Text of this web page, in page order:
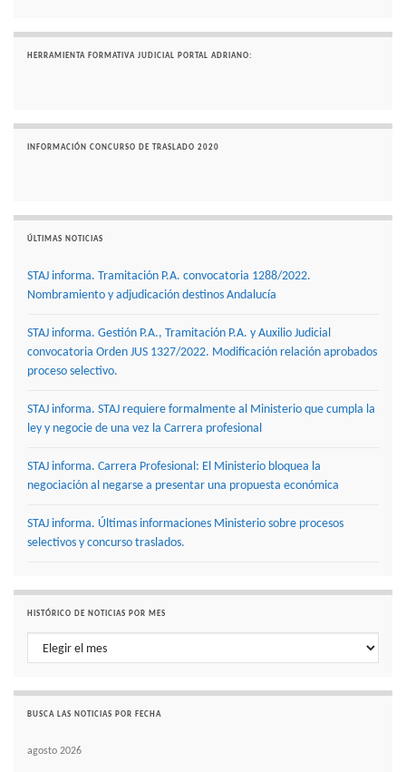
HERRAMIENTA FORMATIVA JUDICIAL PORTAL ADRIANO:
INFORMACIÓN CONCURSO DE TRASLADO 2020
ÚLTIMAS NOTICIAS
STAJ informa. Tramitación P.A. convocatoria 1288/2022.
Nombramiento y adjudicación destinos Andalucía
STAJ informa. Gestión P.A., Tramitación P.A. y Auxilio Judicial
convocatoria Orden JUS 1327/2022. Modificación relación aprobados
proceso selectivo.
STAJ informa. STAJ requiere formalmente al Ministerio que cumpla la
ley y negocie de una vez la Carrera profesional
STAJ informa. Carrera Profesional: El Ministerio bloquea la
negociación al negarse a presentar una propuesta económica
STAJ informa. Últimas informaciones Ministerio sobre procesos
selectivos y concurso traslados.
HISTÓRICO DE NOTICIAS POR MES
Histórico de noticias por mes
BUSCA LAS NOTICIAS POR FECHA
agosto 2026